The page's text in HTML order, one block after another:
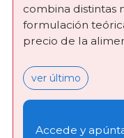
combina distintas
formulación
precio de la
ver último
Accede y